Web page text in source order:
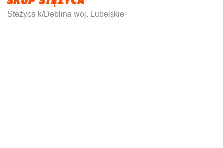
Stężyca k/Dęblina woj. Lubelskie